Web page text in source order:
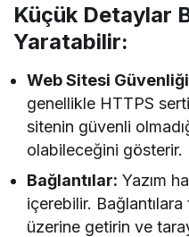
Küçük Detaylar
Yaratabilir:
Web Sitesi
genellikle HTTPS
sitenin güvenli
olabileceğini gösterir.
Bağlantılar: Yazım
içerebilir.
üzerine getirin ve